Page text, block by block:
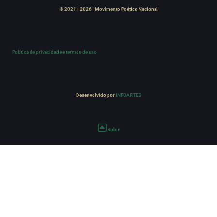
© 2021 - 2026 | Movimento Poético Nacional
Política de privacidade e termos de uso
Desenvolvido por INFOARTES
Subir